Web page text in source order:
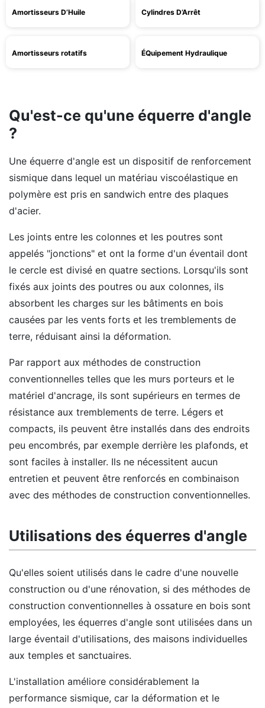
Amortisseurs D’Huile Cylindres D’Arrêt
Amortisseurs rotatifs ÉQuipement Hydraulique
Qu'est-ce qu'une équerre d'angle
?
Une équerre d'angle est un dispositif de renforcement
sismique dans lequel un matériau viscoélastique en
polymère est pris en sandwich entre des plaques
d'acier.
Les joints entre les colonnes et les poutres sont
appelés "jonctions" et ont la forme d'un éventail dont
le cercle est divisé en quatre sections. Lorsqu'ils sont
fixés aux joints des poutres ou aux colonnes, ils
absorbent les charges sur les bâtiments en bois
causées par les vents forts et les tremblements de
terre, réduisant ainsi la déformation.
Par rapport aux méthodes de construction
conventionnelles telles que les murs porteurs et le
matériel d'ancrage, ils sont supérieurs en termes de
résistance aux tremblements de terre. Légers et
compacts, ils peuvent être installés dans des endroits
peu encombrés, par exemple derrière les plafonds, et
sont faciles à installer. Ils ne nécessitent aucun
entretien et peuvent être renforcés en combinaison
avec des méthodes de construction conventionnelles.
Utilisations des équerres d'angle
Qu'elles soient utilisés dans le cadre d'une nouvelle
construction ou d'une rénovation, si des méthodes de
construction conventionnelles à ossature en bois sont
employées, les équerres d'angle sont utilisées dans un
large éventail d'utilisations, des maisons individuelles
aux temples et sanctuaires.
L'installation améliore considérablement la
performance sismique, car la déformation et le